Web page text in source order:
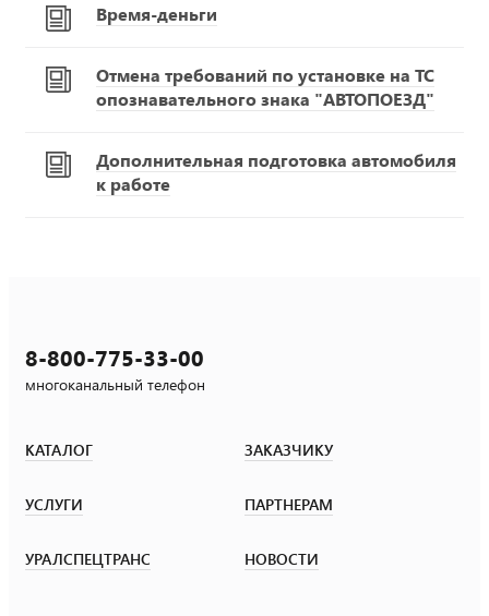
Время-деньги
Отмена требований по установке на ТС
опознавательного знака "АВТОПОЕЗД"
Дополнительная подготовка автомобиля
к работе
8-800-775-33-00
многоканальный телефон
КАТАЛОГ ЗАКАЗЧИКУ
УСЛУГИ ПАРТНЕРАМ
УРАЛСПЕЦТРАНС НОВОСТИ